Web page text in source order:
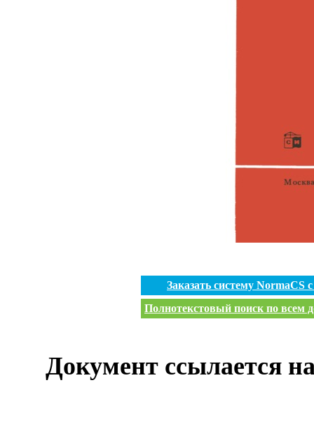
Заказать систему
Полнотекстовый поиск по всем
Документ ссылается